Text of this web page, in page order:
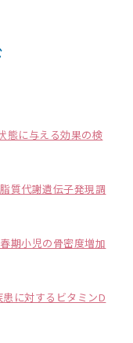
態に与える効果の検
質代謝遺伝子発現調
期小児の骨密度増加
に対するビタミンD